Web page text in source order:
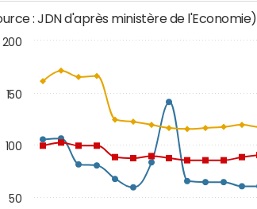
: JDN d'après ministère de l'Economie)
50
100
150
200